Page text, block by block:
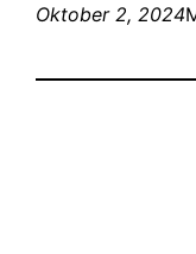
Oktober 2, 2024